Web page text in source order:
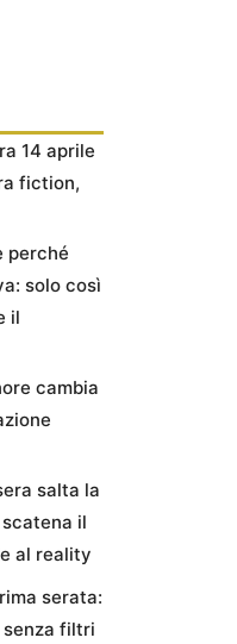
14 aprile
fiction,
perché
solo così
il
cambia
salta la
il
al reality
serata:
filtri